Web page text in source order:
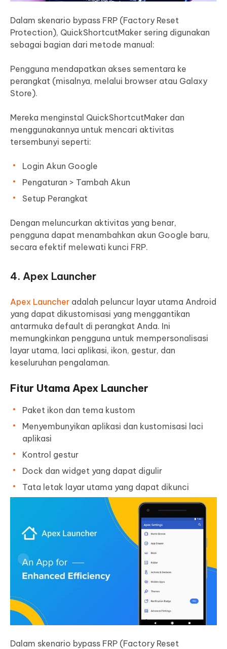
Dalam skenario bypass FRP (Factory Reset
Protection), QuickShortcutMaker sering digunakan
sebagai bagian dari metode manual:
Pengguna mendapatkan akses sementara ke
perangkat (misalnya, melalui browser atau Galaxy
Store).
Mereka menginstal QuickShortcutMaker dan
menggunakannya untuk mencari aktivitas
tersembunyi seperti:
Login Akun Google
Pengaturan > Tambah Akun
Setup Perangkat
Dengan meluncurkan aktivitas yang benar,
pengguna dapat menambahkan akun Google baru,
secara efektif melewati kunci FRP.
4. Apex Launcher
Apex Launcher adalah peluncur layar utama Android
yang dapat dikustomisasi yang menggantikan
antarmuka default di perangkat Anda. Ini
memungkinkan pengguna untuk mempersonalisasi
layar utama, laci aplikasi, ikon, gestur, dan
keseluruhan pengalaman.
Fitur Utama Apex Launcher
Paket ikon dan tema kustom
Menyembunyikan aplikasi dan kustomisasi laci
aplikasi
Kontrol gestur
Dock dan widget yang dapat digulir
Tata letak layar utama yang dapat dikunci
Dalam skenario bypass FRP (Factory Reset